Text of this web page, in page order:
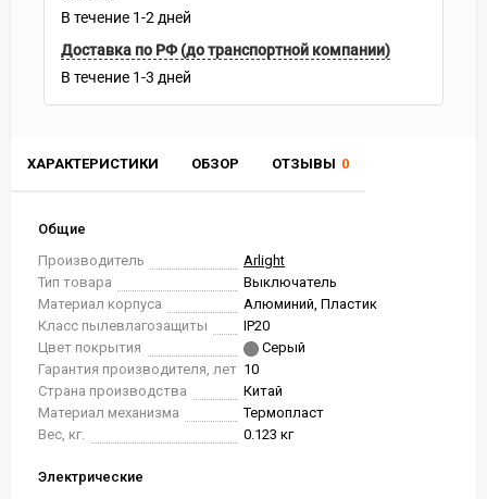
ХАРАКТЕРИСТИКИ ОБЗОР ОТЗЫВЫ 0
Общие
Производитель
Arlight
Тип товара
Выключатель
Материал корпуса
Алюминий, Пластик
Класс пылевлагозащиты
IP20
Цвет покрытия
Серый
Гарантия производителя, лет 10
Страна производства
Китай
Материал механизма
Термопласт
Вес, кг.
0.123 кг
Электрические
В течение 1-2 дней
Доставка по РФ (до транспортной компании)
В течение 1-3 дней